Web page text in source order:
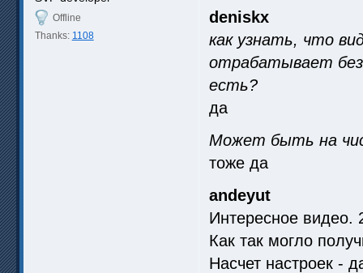
Offline
Thanks: 1108
deniskx
как узнать, что
отрабатывает без
есть?
да
Может быть на
тоже да
andeyut
Интересное видео.
Как так могло
Насчет настроек -